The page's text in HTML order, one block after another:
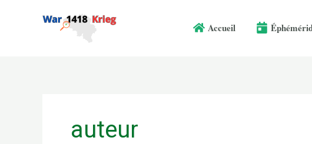
Accueil
auteur